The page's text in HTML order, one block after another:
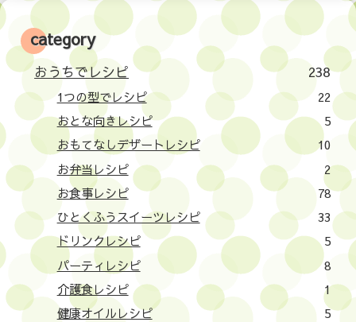
category
おうちでレシピ 238
1つの型でレシピ
22
おとな向きレシピ
5
おもてなしデザートレシピ
10
お弁当レシピ
2
お食事レシピ
78
ひとくふうスイーツレシピ
33
ドリンクレシピ
5
パーティレシピ
8
介護食レシピ
1
健康オイルレシピ
5